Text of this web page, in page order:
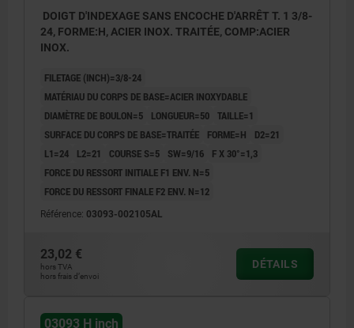
DOIGT D'INDEXAGE SANS ENCOCHE D'ARRÊT T. 1 3/8-
24, FORME:H, ACIER INOX. TRAITÉE, COMP:ACIER
INOX.
FILETAGE (INCH)=3/8-24
MATÉRIAU DU CORPS DE BASE=ACIER INOXYDABLE
DIAMÈTRE DE BOULON=5
LONGUEUR=50 TAILLE=1
SURFACE DU CORPS DE BASE=TRAITÉE
FORME=H
D2=21
L1=24
L2=21 COURSE S=5 SW=9/16
F X 30°=1,3
FORCE DU RESSORT INITIALE F1 ENV. N=5
FORCE DU RESSORT FINALE F2 ENV. N=12
Référence: 03093-002105AL
23,02 €
hors TVA
hors frais d’envoi
DÉTAILS
03093 H inch